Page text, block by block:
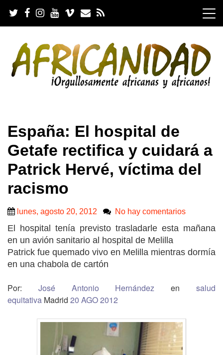
i
España: El hospital de
Getafe rectifica y cuidará a
Patrick Hervé, víctima del
racismo
lunes, agosto 20, 2012 No hay comentarios
El hospital tenía previsto trasladarle esta mañana
en un avión sanitario al hospital de Melilla
Patrick fue quemado vivo en Melilla mientras dormía
en una chabola de cartón
Por: José Antonio Hernández en
salud
equitativa Madrid 20 AGO 2012